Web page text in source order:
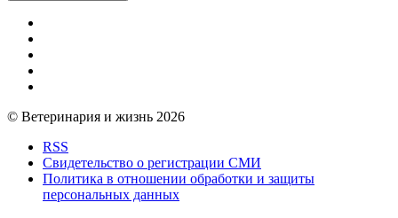
© Ветеринария и жизнь 2026
RSS
Свидетельство о регистрации СМИ
Политика в отношении обработки и защиты
персональных данных